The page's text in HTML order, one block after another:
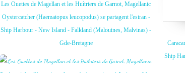
Les Ouettes de Magellan et les Huîtriers de Garnot, Magellanic
Oystercatcher (Haematopus leucopodus) se partagent l'estran -
Ship Harbour - New Island - Falkland (Malouines, Malvinas) -
Gde-Bretagne
Ship